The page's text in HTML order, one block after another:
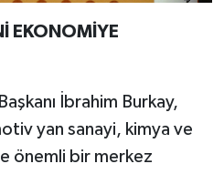
EKONOMİYE
İbrahim Burkay,
yan sanayi, kimya ve
önemli bir merkez